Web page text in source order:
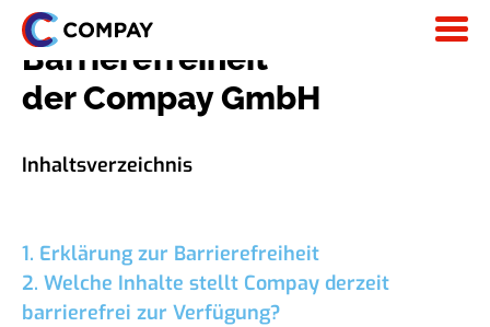
Skip
content
Erklärung zur
Barrierefreiheit
der Compay GmbH
Inhaltsverzeichnis
1. Erklärung zur Barrierefreiheit
2. Welche Inhalte stellt Compay derzeit
barrierefrei zur Verfügung?